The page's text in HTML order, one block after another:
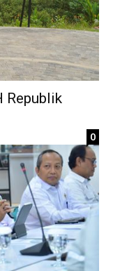
Republik
0